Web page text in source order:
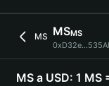
Deutsch
繁體中文
Português
Bahasa Indonesia
MS MSMS
0xD32e...535A
MS a USD: 1 MS